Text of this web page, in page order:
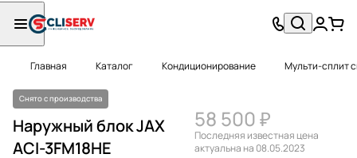
Главная Каталог Кондиционирование Мульти-сплит
Снято с производства
Наружный блок JAX
ACI-3FM18HE
58 500 ₽
Последняя известная цена
актуальна на 08.05.2023